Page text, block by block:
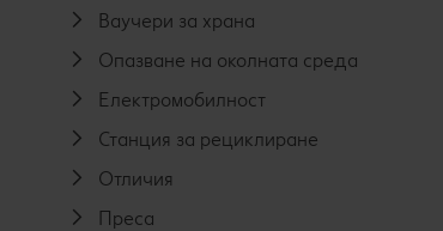
Ваучери за храна
Опазване на околната среда
Електромобилност
Станция за рециклиране
Отличия
Преса